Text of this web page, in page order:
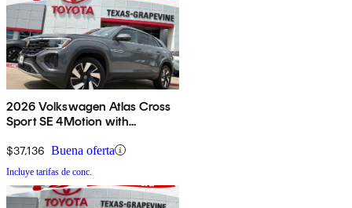
2026 Volkswagen Atlas Cross
Sport SE 4Motion with
$37,136 Buena oferta
Incluye tarifas de conc.